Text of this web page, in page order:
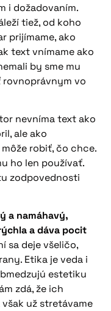
i dožadovaním.
tiež, od koho
prijímame, ako
text vnímame ako
by sme mu
vo
nevníma text ako
ale ako
robiť, čo chce.
ho len používať.
zodpovednosti
a namáhavý,
a dáva pocit
sa deje všeličo,
Etika je veda i
estetiku
zdá, že ich
už stretávame